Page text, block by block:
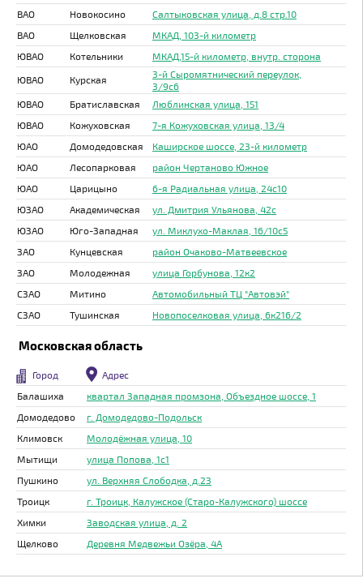
ВАО
Новокосино
Салтыковская улица, д.8 стр.10
ВАО
Щелковская
МКАД, 103-й километр
ЮВАО
Котельники МКАД,15-й километр, внутр. сторона
ЮВАО Курская
3-й Сыромятнический переулок,
3/9с6
ЮВАО
Братиславская
Люблинская улица, 151
ЮВАО
Кожуховская
7-я Кожуховская улица, 13/4
ЮАО
Домодедовская
Каширское шоссе, 23-й километр
ЮАО
Лесопарковая
район Чертаново Южное
ЮАО
Царицыно
6-я Радиальная улица, 24с10
ЮЗАО
Академическая
ул. Дмитрия Ульянова, 42с
ЮЗАО
Юго-Западная
ул. Миклухо-Маклая, 16/10с5
ЗАО
Кунцевская
район Очаково-Матвеевское
ЗАО
Молодежная
улица Горбунова, 12к2
СЗАО
Митино
Автомобильный ТЦ "Автовэй"
СЗАО
Тушинская Новопоселковая улица, 6к216/2
Московская область
Город
Адрес
Балашиха
квартал Западная промзона, Объездное шоссе, 1
Домодедово
г. Домодедово-Подольск
Климовск
Молодёжная улица, 10
Мытищи
улица Попова, 1с1
Пушкино
ул. Верхняя Слободка, д.23
Троицк
г. Троицк, Калужское (Старо-Калужского) шоссе
Химки
Заводская улица, д. 2
Щелково
Деревня Медвежьи Озёра, 4А